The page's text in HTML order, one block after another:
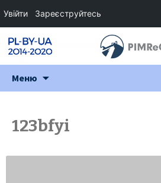
Меню
123bfyi
Увійти Зареєструйтесь